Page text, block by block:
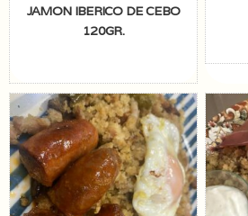
JAMON IBERICO DE CEBO
120GR.